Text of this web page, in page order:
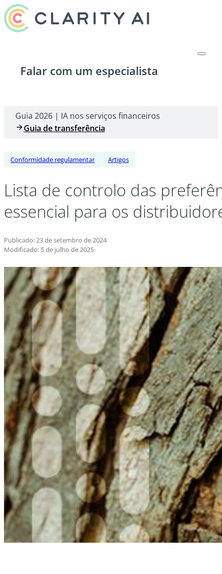
Falar com um especialista
Guia 2026 | IA nos serviços financeiros
Guia de transferência
Conformidade regulamentar Artigos
Lista de controlo das
essencial para os
Publicado: 23 de setembro de 2024
Modificado: 5 de julho de 2025